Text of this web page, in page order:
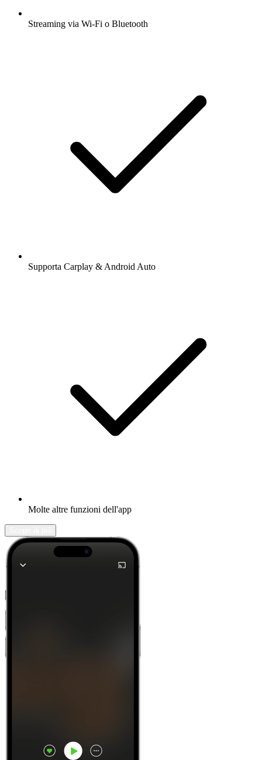
Streaming via Wi-Fi o Bluetooth
Supporta Carplay & Android Auto
Molte altre funzioni dell'app